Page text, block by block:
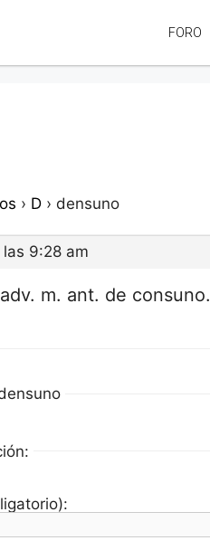
FORO
› D › densuno
9:28 am
adv. m. ant. de consuno.